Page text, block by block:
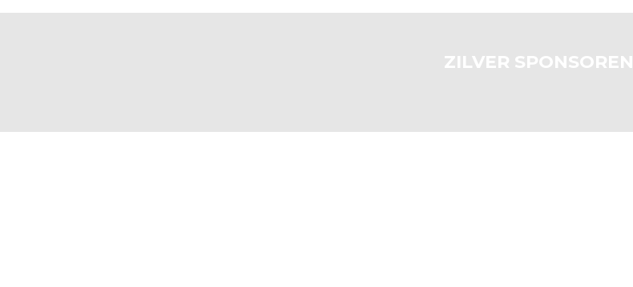
ZILVER SPONSOREN